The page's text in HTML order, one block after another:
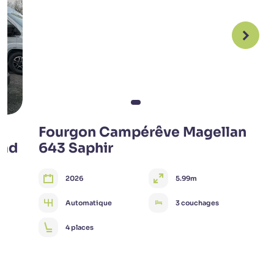
Fourgon Campérêve Magellan
643 Saphir
2026 5.99m
Automatique 3 couchages
4 places